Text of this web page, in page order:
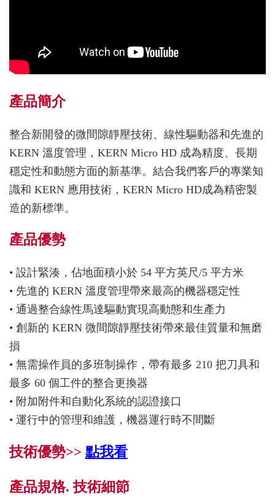
產品簡介
整合新開發的微間隙靜壓技術、線性驅動器和先進的
KERN 溫度管理，KERN Micro HD 成為精度、長期
穩定性和動態方面的新基準。結合我們客戶的專業知
識和 KERN 應用技術，KERN Micro HD成為精密製
造的新標準。
產品優勢
• 設計緊湊，佔地面積小於 54 平方英尺/5 平方米
• 先進的 KERN 溫度管理帶來最高的機器穩定性
• 通過整合線性馬達驅動實現高動態和生產力
• 創新的 KERN 微間隙靜壓技術帶來最佳質量和無磨
損
• 無需操作員的多班制操作，帶有最多 210 把刀具和
最多 60 個工件的整合更換器
• 附加附件和自動化系統的認證接口
• 運行中的管理和維護，機器運行時不間斷
技術優勢>> 點我看
產品規格. 技術細節